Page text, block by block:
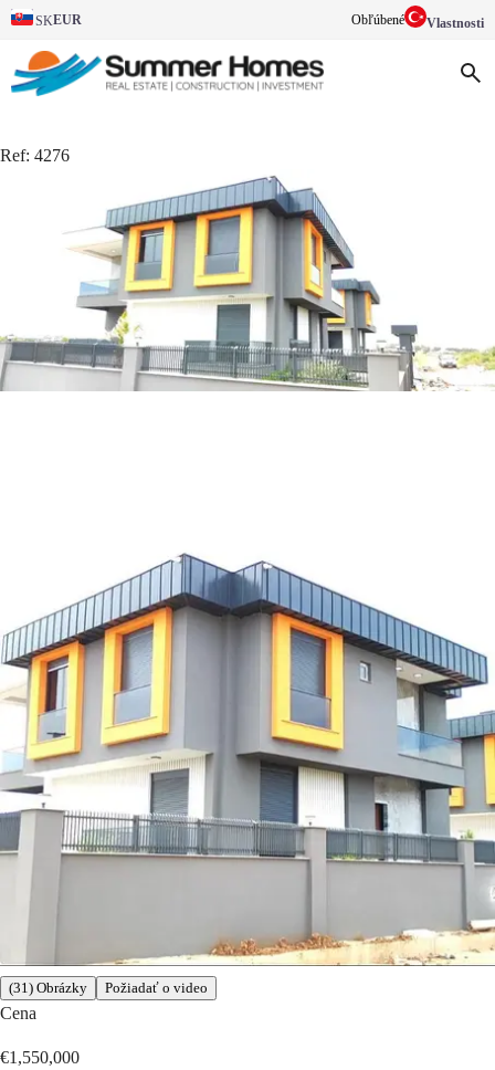
SKEUR Obľúbené Vlastnosti
Ref: 4276
(31) Obrázky Požiadať o video
Cena
€1,550,000